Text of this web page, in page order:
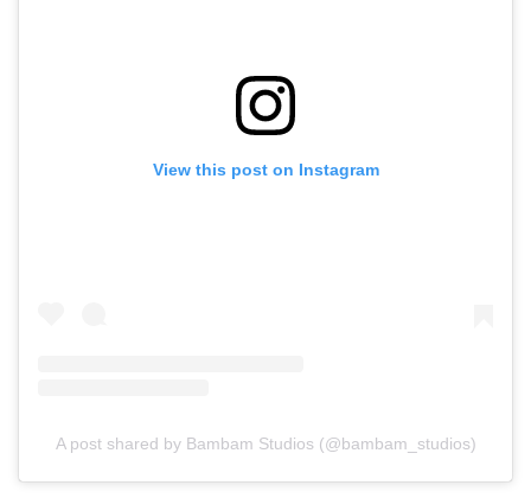
View this post on Instagram
A post shared by Bambam Studios (@bambam_studios)